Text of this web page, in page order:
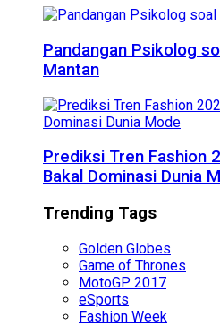
Pandangan Psikolog
Mantan
Prediksi Tren Fashion
Bakal Dominasi Dunia
Trending Tags
Golden Globes
Game of Thrones
MotoGP 2017
eSports
Fashion Week